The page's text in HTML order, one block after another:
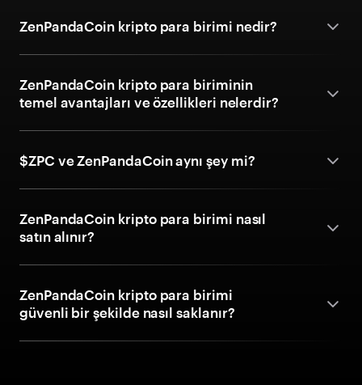
ZenPandaCoin kripto para birimi nedir?
ZenPandaCoin kripto para biriminin
temel avantajları ve özellikleri nelerdir?
$ZPC ve ZenPandaCoin aynı şey mi?
ZenPandaCoin kripto para birimi nasıl
satın alınır?
ZenPandaCoin kripto para birimi
güvenli bir şekilde nasıl saklanır?